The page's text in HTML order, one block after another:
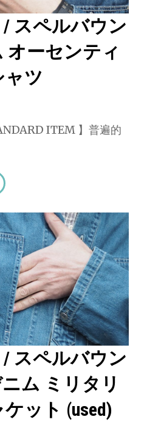
/ スペルバウン
オーセンティ
ャツ
ITEM 】普遍的
/ スペルバウン
ニム ミリタリ
ット (used)